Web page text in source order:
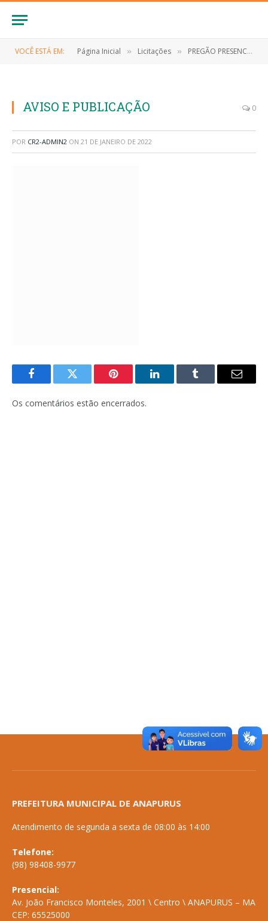
VOCÊ ESTÁ EM: Página Inicial » Licitações » PREGÃO PRESENCIAL Nº 001/2022-SRP (REGISTRO DE PREÇOS PARA AQUISIÇÃO DE SUPRIMENTOS, EQUIPAMENTOS E ELETRÔNICOS DE INFORMÁTICA)
AVISO E PUBLICAÇÃO 0
POR CR2-ADMIN2 ON 21 DE JANEIRO DE 2022
FacebookTwitter Pinterest LinkedInTumblr
E-
Os comentários estão encerrados.
PREFEITURA MUNICIPAL DE ANAPURUS
Atendimento de segunda a sexta de 08:00 às 14:00
Telefone:
(98) 98408-9977
Presencial:
Av. João Francisco Monteles, 2001 \ Centro \ ANAPURUS – MA
CEP: 65525000